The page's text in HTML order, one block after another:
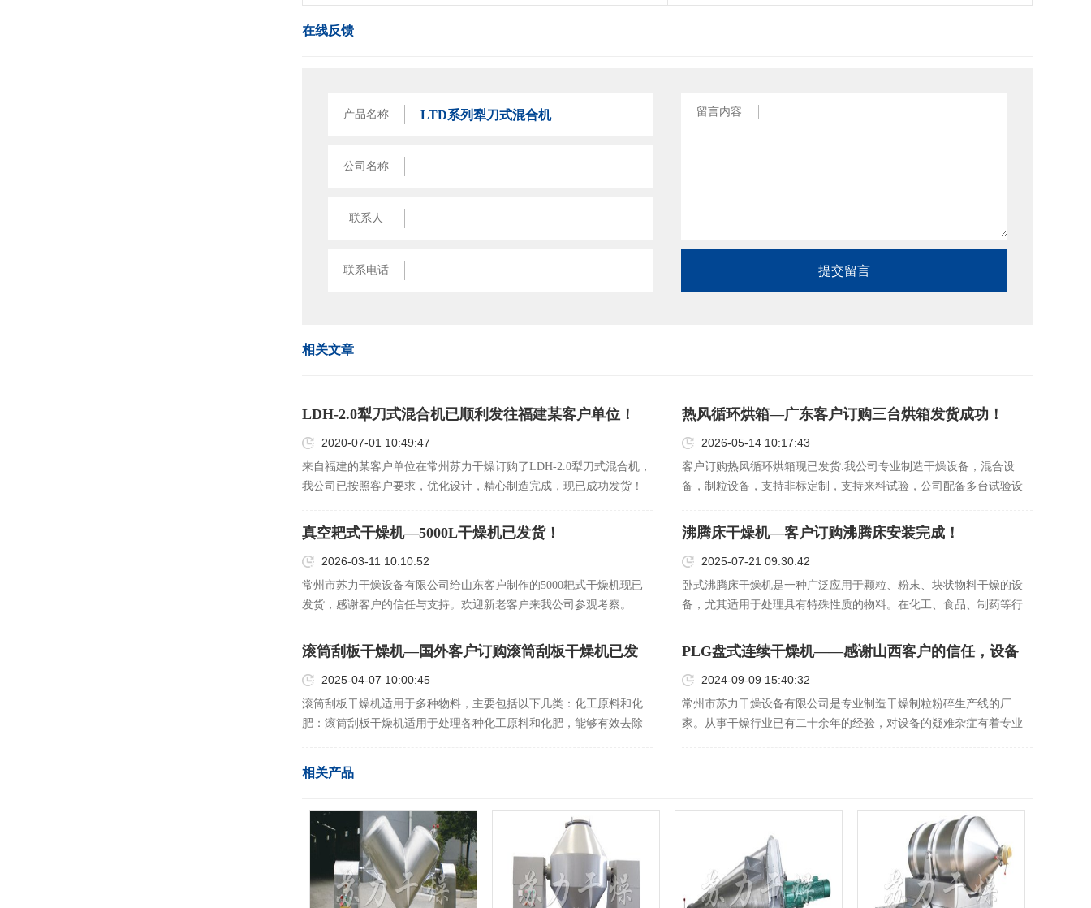
在线反馈
产品名称
公司名称
联系人
联系电话
留言内容
相关文章
LDH-2.0犁刀式混合机已顺利发往福建某客户单位！
2020-07-01 10:49:47
来自福建的某客户单位在常州苏力干燥订购了LDH-2.0犁刀式混合机，
我公司已按照客户要求，优化设计，精心制造完成，现已成功发货！
热风循环烘箱—广东客户订购三台烘箱发货成功！
2026-05-14 10:17:43
客户订购热风循环烘箱现已发货.我公司专业制造干燥设备，混合设
备，制粒设备，支持非标定制，支持来料试验，公司配备多台试验设
真空耙式干燥机—5000L干燥机已发货！
2026-03-11 10:10:52
常州市苏力干燥设备有限公司给山东客户制作的5000耙式干燥机现已
发货，感谢客户的信任与支持。欢迎新老客户来我公司参观考察。
沸腾床干燥机—客户订购沸腾床安装完成！
2025-07-21 09:30:42
卧式沸腾床干燥机是一种广泛应用于颗粒、粉末、块状物料干燥的设
备，尤其适用于处理具有特殊性质的物料。在化工、食品、制药等行
用于处理那些易于热解、热敏、易挥发、易溶解或易受潮的物料。这
滚筒刮板干燥机—国外客户订购滚筒刮板干燥机已发
货！
2025-04-07 10:00:45
滚筒刮板干燥机适用于多种物料，主要包括以下几类：化工原料和化
肥‌：滚筒刮板干燥机适用于处理各种化工原料和化肥，能够有效去除
理，如果酱、…
PLG盘式连续干燥机——感谢山西客户的信任，设备
已顺利发货！
2024-09-09 15:40:32
常州市苏力干燥设备有限公司是专业制造干燥制粒粉碎生产线的厂
家。从事干燥行业已有二十余年的经验，对设备的疑难杂症有着专业
相关产品